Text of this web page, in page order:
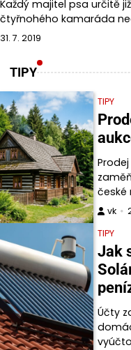
Každý majitel psa určitě
čtyřnohého kamaráda
31. 7. 2019
TIPY
TIPY
české
vk
TIPY
Jak
Účty